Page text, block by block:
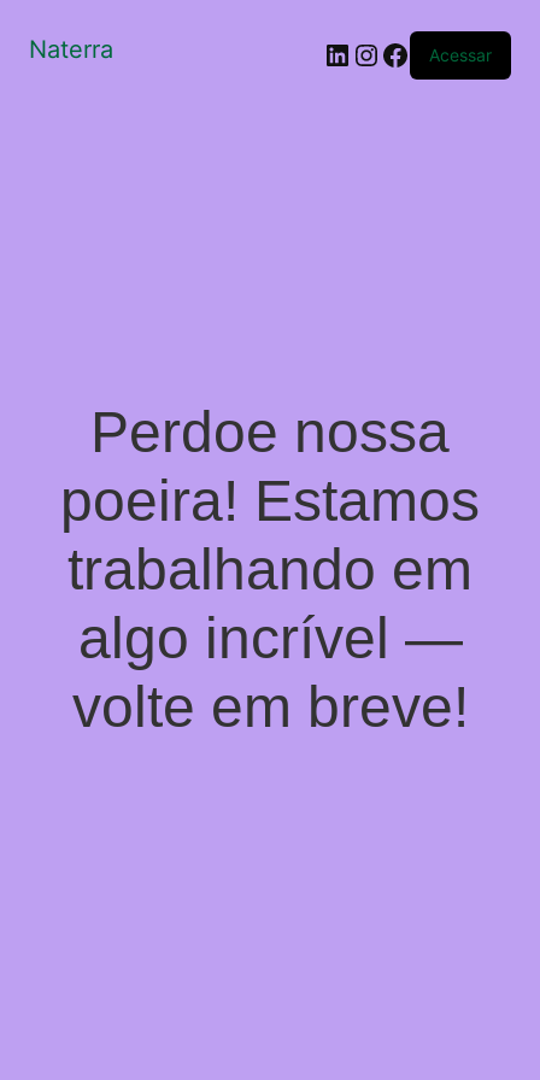
Naterra LinkedIn
Instagram
Facebook
Acessar
Perdoe nossa
poeira! Estamos
trabalhando em
algo incrível —
volte em breve!